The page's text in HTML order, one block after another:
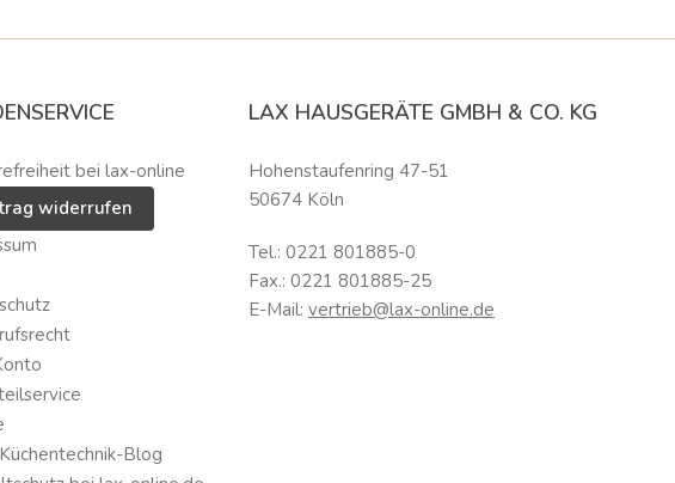
bei lax-online
widerrufen
Blog
LAX HAUSGERÄTE GMBH & CO. KG
Hohenstaufenring 47-51
50674 Köln
Tel.: 0221 801885-0
Fax.: 0221 801885-25
E-Mail: vertrieb@lax-online.de